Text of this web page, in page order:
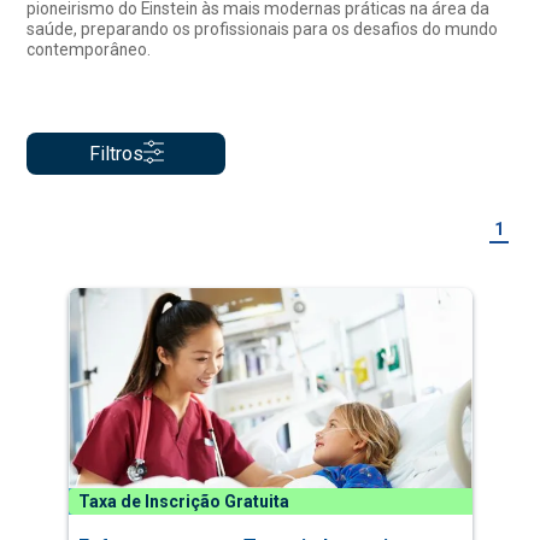
pioneirismo do Einstein às mais modernas práticas na área da
saúde, preparando os profissionais para os desafios do mundo
contemporâneo.
Filtros
1
Taxa de Inscrição Gratuita